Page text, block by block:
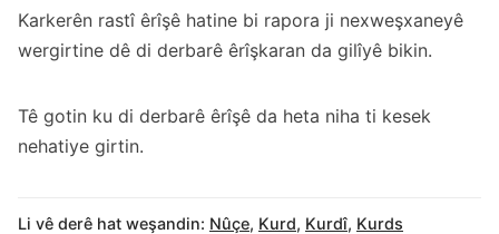
Karkerên rastî êrîşê hatine bi rapora ji nexweşxaneyê
wergirtine dê di derbarê êrîşkaran da gilîyê bikin.
Tê gotin ku di derbarê êrîşê da heta niha ti kesek
nehatiye girtin.
Li vê derê hat weşandin: Nûçe, Kurd, Kurdî, Kurds